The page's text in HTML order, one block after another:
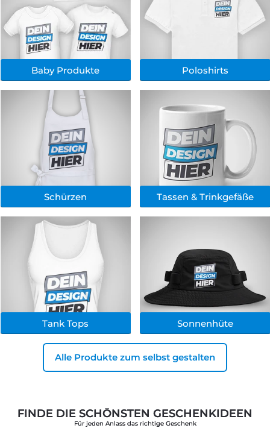
Poloshirts
Baby Produkte
Schürzen Tassen & Trinkgefäße
Tank Tops Sonnenhüte
Alle Produkte zum selbst gestalten
FINDE DIE SCHÖNSTEN GESCHENKIDEEN
Für jeden Anlass das richtige Geschenk